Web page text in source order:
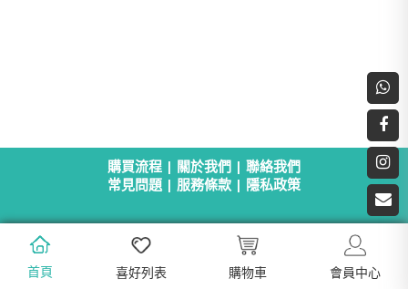
首頁 喜好列表 購物車 會員中心
購買流程 | 關於我們 | 聯絡我們
常見問題 | 服務條款 | 隱私政策